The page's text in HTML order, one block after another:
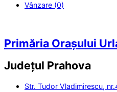
Vânzare (0)
Primăria Orașului
Județul Prahova
Str. Tudor Vladimirescu,